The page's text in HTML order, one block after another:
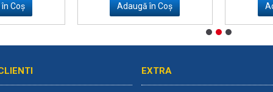
Coş Adaugă în Coş
EXTRA